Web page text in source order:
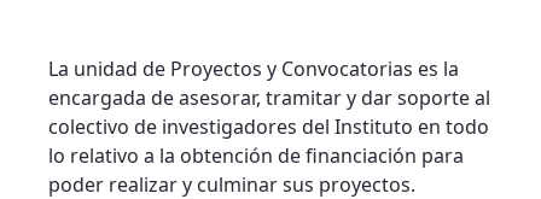
La unidad de Proyectos y Convocatorias es la
encargada de asesorar, tramitar y dar soporte al
colectivo de investigadores del Instituto en todo
lo relativo a la obtención de financiación para
poder realizar y culminar sus proyectos.